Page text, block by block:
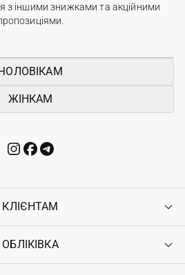
з іншими знижками та акційними
ЖІНКАМ
КЛІЄНТАМ
Контакти
ОБЛІКІВКА